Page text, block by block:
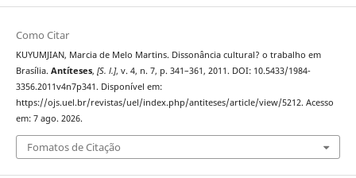
Como Citar
KUYUMJIAN, Marcia de Melo Martins. Dissonância cultural? o trabalho em
Brasília. Antíteses, [S. l.], v. 4, n. 7, p. 341–361, 2011. DOI: 10.5433/1984-
3356.2011v4n7p341. Disponível em:
https://ojs.uel.br/revistas/uel/index.php/antiteses/article/view/5212. Acesso
em: 7 ago. 2026.
Fomatos de Citação